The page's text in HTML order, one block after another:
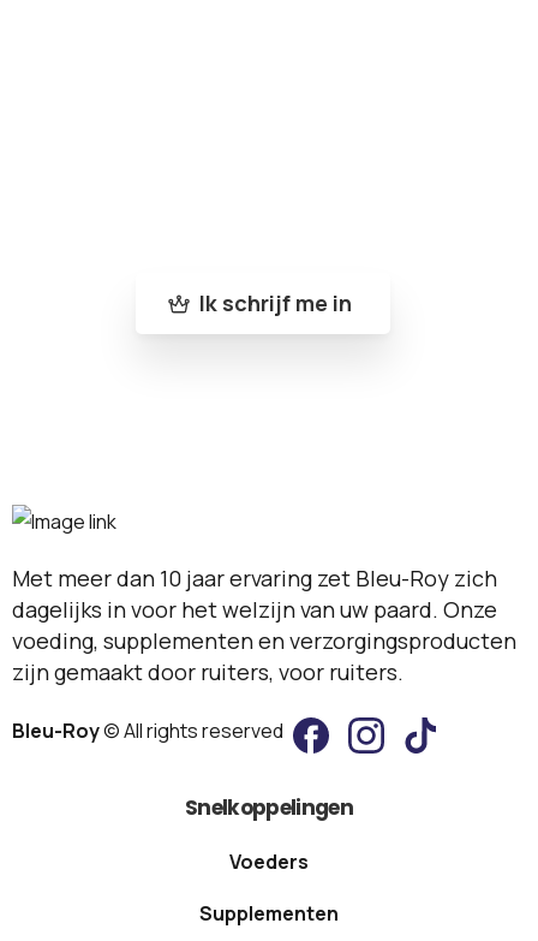
Ik schrijf me in
Met meer dan 10 jaar ervaring zet Bleu-Roy zich
dagelijks in voor het welzijn van uw paard. Onze
voeding, supplementen en verzorgingsproducten
zijn gemaakt door ruiters, voor ruiters.
Bleu-Roy© All rights reserved
Snelkoppelingen
Voeders
Supplementen